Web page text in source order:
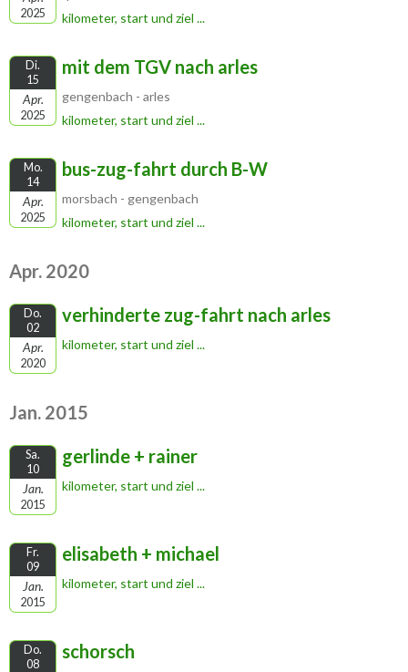
2025
kilometer, start und ziel ...
Di.
15
Apr.
2025
mit dem TGV nach arles
gengenbach - arles
kilometer, start und ziel ...
Mo.
14
Apr.
2025
bus-zug-fahrt durch B-W
morsbach - gengenbach
kilometer, start und ziel ...
Apr. 2020
Do.
02
Apr.
2020
verhinderte zug-fahrt nach arles
kilometer, start und ziel ...
Jan. 2015
Sa.
10
Jan.
2015
gerlinde + rainer
kilometer, start und ziel ...
Fr.
09
Jan.
2015
elisabeth + michael
kilometer, start und ziel ...
Do.
08
schorsch